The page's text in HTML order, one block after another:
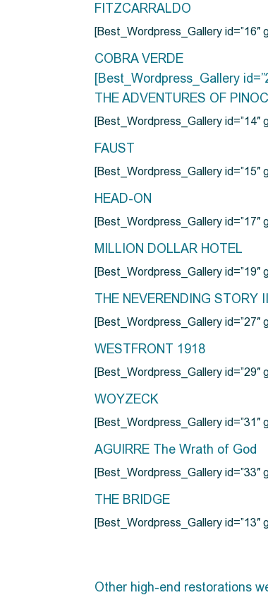
FITZCARRALDO
[Best_Wordpress_Gallery id=”16″
COBRA VERDE
[Best_Wordpress_Gallery
THE ADVENTURES OF
[Best_Wordpress_Gallery
FAUST
[Best_Wordpress_Gallery id=”15″
HEAD-ON
[Best_Wordpress_Gallery id=”17″
MILLION DOLLAR HOTEL
[Best_Wordpress_Gallery id=”19″
THE NEVERENDING STORY III
[Best_Wordpress_Gallery id=”27″
WESTFRONT 1918
[Best_Wordpress_Gallery
WOYZECK
[Best_Wordpress_Gallery id=”31″
AGUIRRE The Wrath of God
[Best_Wordpress_Gallery id=”33″
THE BRIDGE
[Best_Wordpress_Gallery id=”13″
Other high-end restorations